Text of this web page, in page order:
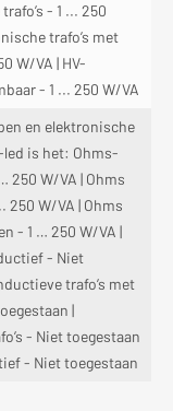
- 1 ... 250
trafo’s met
W/VA | HV-
- 1 ... 250 W/VA
en elektronische
led is het: Ohms-
250 W/VA | Ohms
250 W/VA | Ohms
- 1 … 250 W/VA |
- Niet
trafo’s met
|
- Niet toegestaan
- Niet toegestaan